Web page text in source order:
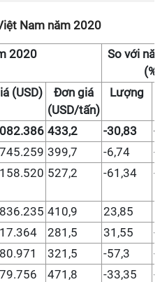
Nam năm 2020
2020
So với
(%)
(USD)
Đơn giá
(USD/tấn)
Lượng
433,2 -30,83
-
399,7 -6,74
-
527,2 -61,34 -
410,9 23,85
281,5 31,55
-
321,5 -57,3
-
471,8 -33,35
-